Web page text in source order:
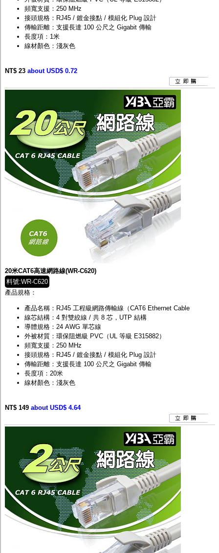
頻寬支援：250 MHz
接頭規格：RJ45 / 鍍金接點 / 模組化 Plug 設計
傳輸距離：支援長達 100 公尺之 Gigabit 傳輸
長度項：1米
線材顏色：淺灰色
NT$ 23 about USD$ 0.72
20米CAT6高速網路線(WR-C620)
料號:WR-C620
產品規格：
產品名稱：RJ45 工程級網路傳輸線（CAT6 Ethernet Cable
線芯結構：4 對雙絞線 / 共 8 芯，UTP 結構
導體規格：24 AWG 單芯線
外被材質：環保阻燃級 PVC（UL 等級 E315882）
頻寬支援：250 MHz
接頭規格：RJ45 / 鍍金接點 / 模組化 Plug 設計
傳輸距離：支援長達 100 公尺之 Gigabit 傳輸
長度項：20米
線材顏色：淺灰色
NT$ 149 about USD$ 4.64